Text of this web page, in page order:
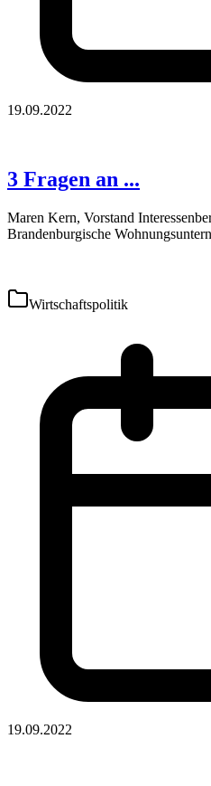
19.09.2022
3 Fragen an ...
Maren Kern, Vorstand
Brandenburgische
Wirtschaftspolitik
19.09.2022